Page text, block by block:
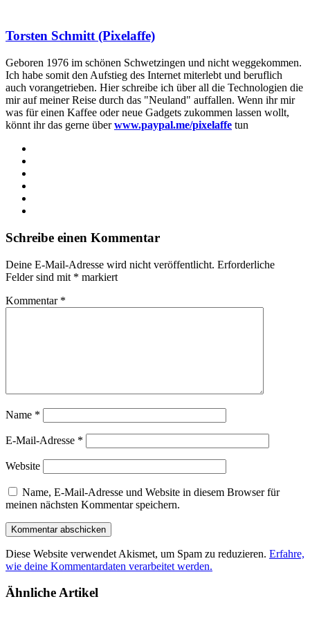
Torsten Schmitt (Pixelaffe)
Geboren 1976 im schönen Schwetzingen und nicht weggekommen.
Ich habe somit den Aufstieg des Internet miterlebt und beruflich
auch vorangetrieben. Hier schreibe ich über all die Technologien die
mir auf meiner Reise durch das "Neuland" auffallen. Wenn ihr mir
was für einen Kaffee oder neue Gadgets zukommen lassen wollt,
könnt ihr das gerne überwww.paypal.me/pixelaffe tun
Schreibe einen Kommentar
Deine E-Mail-Adresse wird nicht veröffentlicht. Erforderliche
Felder sind mit * markiert
Kommentar *
Name *
E-Mail-Adresse *
Website
Name, E-Mail-Adresse und Website in diesem Browser für
meinen nächsten Kommentar speichern.
Diese Website verwendet Akismet, um Spam zu reduzieren. Erfahre,
wie deine Kommentardaten verarbeitet werden.
Ähnliche Artikel